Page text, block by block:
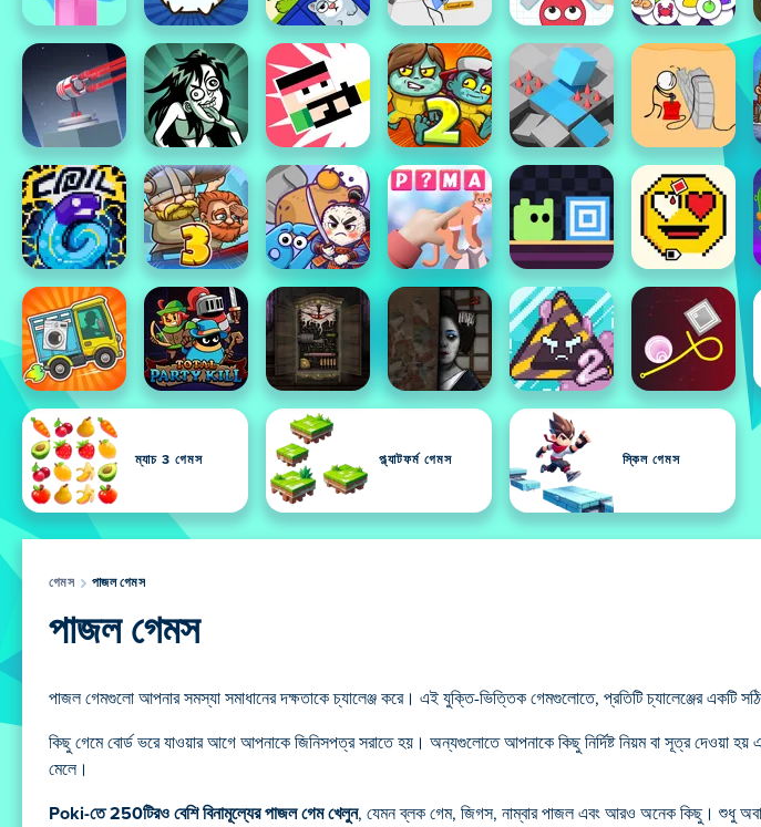
ম্যাচ 3 গেমস প্ল্যাটফর্ম গেমস স্কিল গেমস
গেমস পাজল গেমস
পাজল গেমস
পাজল গেমগুলো আপনার সমস্যা সমাধানের দক্ষতাকে চ্যালেঞ্জ করে। এই যুক্তি-ভিত্তিক গেমগুলোতে, প্রতিটি চ্যালেঞ্জের একটি
কিছু গেমে বোর্ড ভরে যাওয়ার আগে আপনাকে জিনিসপত্র সরাতে হয়। অন্যগুলোতে আপনাকে কিছু নির্দিষ্ট নিয়ম বা সূত্র দেওয়া
মেলে।
Poki-তে 250টিরও বেশি বিনামূল্যের পাজল গেম খেলুন, যেমন ব্লক গেম, জিগস, নাম্বার পাজল এবং আরও অনেক কিছু। শুধু